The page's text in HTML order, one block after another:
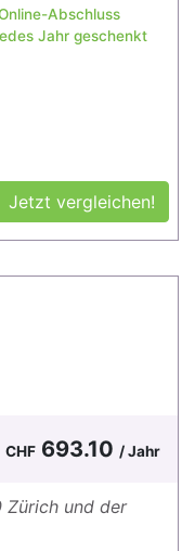
Abschluss
Jahr geschenkt
Jetzt vergleichen!
CHF 693.10 / Jahr
und der